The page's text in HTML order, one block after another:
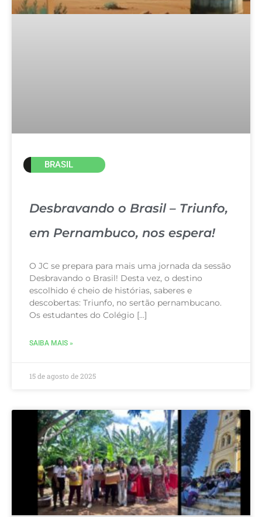
BRASIL
Desbravando o Brasil – Triunfo,
em Pernambuco, nos espera!
O JC se prepara para mais uma jornada da sessão
Desbravando o Brasil! Desta vez, o destino
escolhido é cheio de histórias, saberes e
descobertas: Triunfo, no sertão pernambucano.
Os estudantes do Colégio […]
SAIBA MAIS »
15 de agosto de 2025